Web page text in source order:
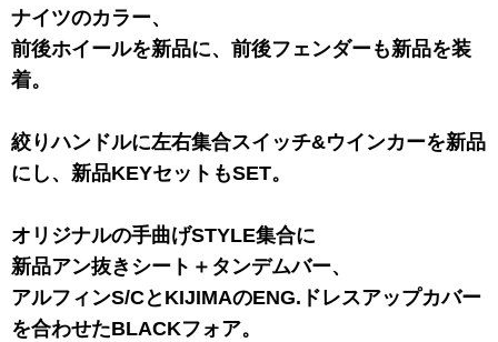
ナイツのカラー、
前後ホイールを新品に、前後フェンダーも新品を装
着。
絞りハンドルに左右集合スイッチ&ウインカーを新品
にし、新品KEYセットもSET。
オリジナルの手曲げSTYLE集合に
新品アン抜きシート＋タンデムバー、
アルフィンS/CとKIJIMAのENG.ドレスアップカバー
を合わせたBLACKフォア。